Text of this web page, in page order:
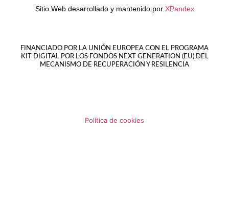
Sitio Web desarrollado y mantenido por XPandex
FINANCIADO POR LA UNIÓN EUROPEA CON EL PROGRAMA
KIT DIGITAL POR LOS FONDOS NEXT GENERATION (EU) DEL
MECANISMO DE RECUPERACIÓN Y RESILENCIA
Política de cookies